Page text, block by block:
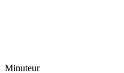
Minuteur